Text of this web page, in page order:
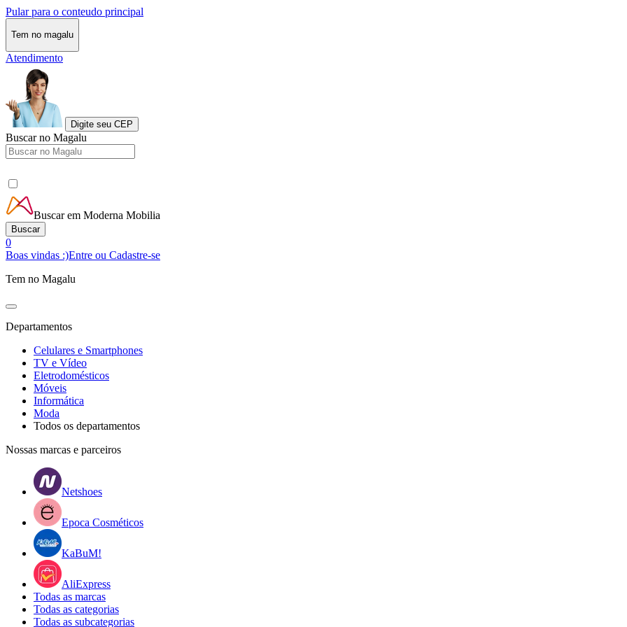
Pular para o conteudo principal
Tem no magalu
Atendimento
Digite seu CEP
Buscar no Magalu
Buscar em Moderna Mobilia
Buscar
0
Boas vindas :)Entre ou Cadastre-se
Tem no Magalu
Departamentos
Celulares e Smartphones
TV e Vídeo
Eletrodomésticos
Móveis
Informática
Moda
Todos os departamentos
Nossas marcas e parceiros
Netshoes
Epoca Cosméticos
KaBuM!
AliExpress
Todas as marcas
Todas as categorias
Todas as subcategorias